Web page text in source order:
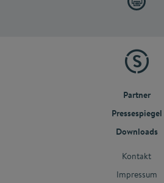
Partner
Pressespiegel
Downloads
Kontakt
Impressum